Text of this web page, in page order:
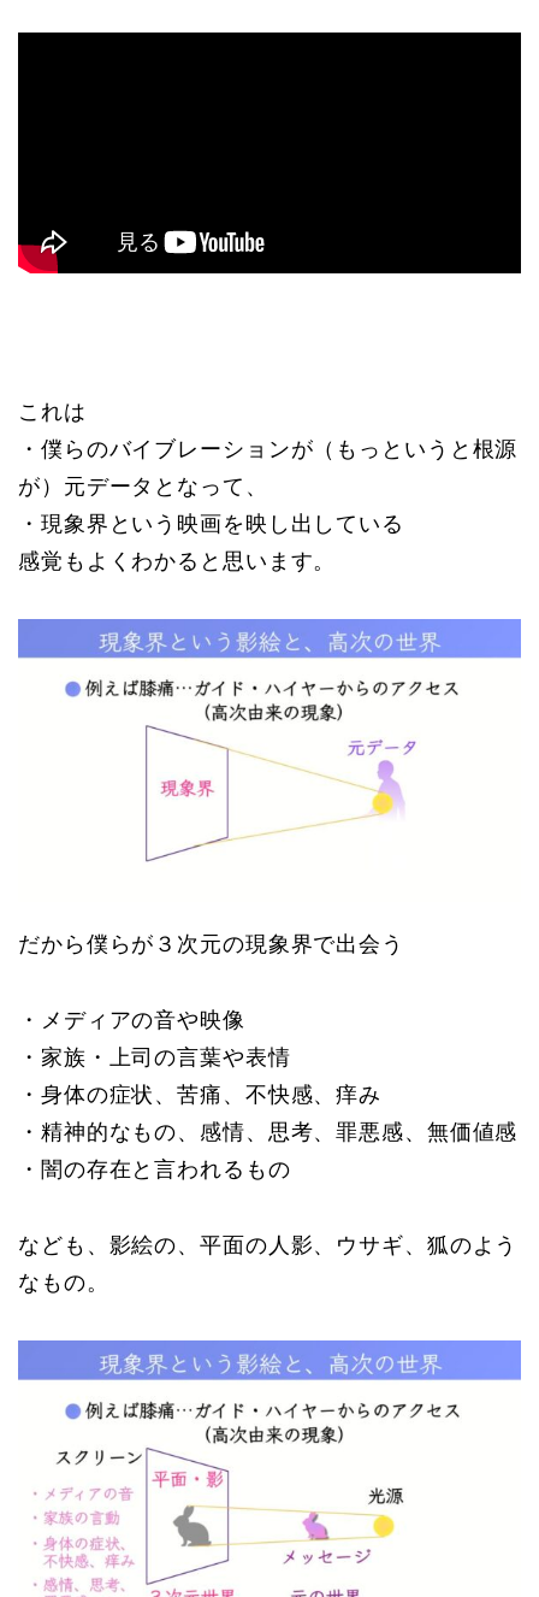
これは
・僕らのバイブレーションが（もっというと根源
が）元データとなって、
・現象界という映画を映し出している
感覚もよくわかると思います。
だから僕らが３次元の現象界で出会う
・メディアの音や映像
・家族・上司の言葉や表情
・身体の症状、苦痛、不快感、痒み
・精神的なもの、感情、思考、罪悪感、無価値感
・闇の存在と言われるもの
なども、影絵の、平面の人影、ウサギ、狐のよう
なもの。